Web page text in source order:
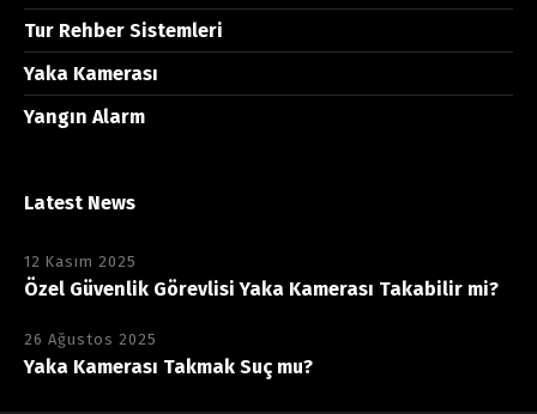
Tur Rehber Sistemleri
Yaka Kamerası
Yangın Alarm
Latest News
12 Kasım 2025
Özel Güvenlik Görevlisi Yaka Kamerası Takabilir mi?
26 Ağustos 2025
Yaka Kamerası Takmak Suç mu?